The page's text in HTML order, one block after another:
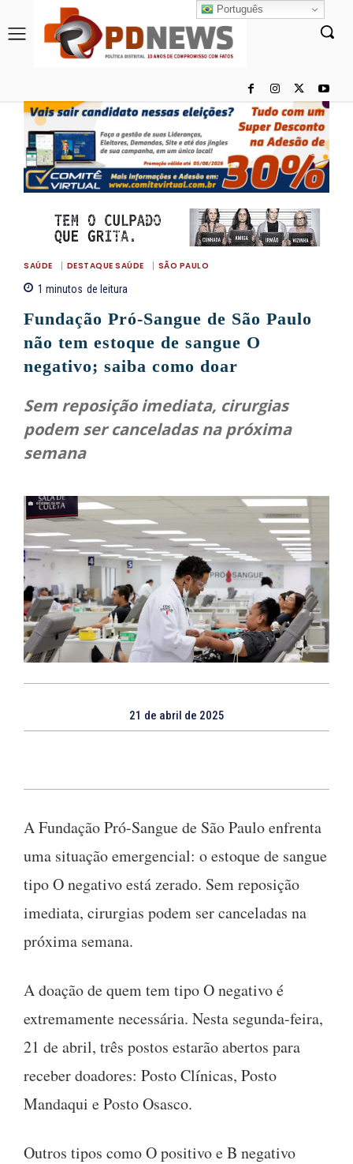
SAÚDE DESTAQUE SAÚDE SÃO PAULO
1 minutos de leitura
Fundação Pró-Sangue de São Paulo
não tem estoque de sangue O
negativo; saiba como doar
Sem reposição imediata, cirurgias
podem ser canceladas na próxima
semana
21 de abril de 2025
A Fundação Pró-Sangue de São Paulo enfrenta
uma situação emergencial: o estoque de sangue
tipo O negativo está zerado. Sem reposição
imediata, cirurgias podem ser canceladas na
próxima semana.
A doação de quem tem tipo O negativo é
extremamente necessária. Nesta segunda-feira,
21 de abril, três postos estarão abertos para
receber doadores: Posto Clínicas, Posto
Mandaqui e Posto Osasco.
Outros tipos como O positivo e B negativo
Português